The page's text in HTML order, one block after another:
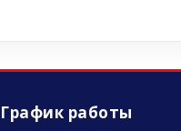
График работы